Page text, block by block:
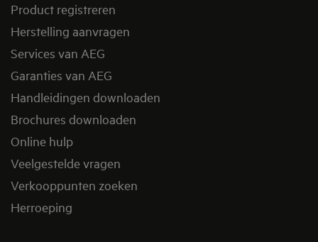
Product registreren
Herstelling aanvragen
Services van AEG
Garanties van AEG
Handleidingen downloaden
Brochures downloaden
Online hulp
Veelgestelde vragen
Verkooppunten zoeken
Herroeping